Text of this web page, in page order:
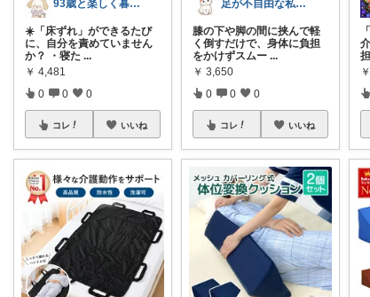
93歳と楽しく暮らすためのお部屋
☀️「床ずれ」ができるたび
に、自分を責めていません
か？ ・寝た ...
￥ 4,481
0 0 0
コレ いいね
足が不自由な私の愛用品・大ちゃん
膝の下や脚の間に挟んで軽
く倒すだけで、身体に負担
をかけずスムー ...
￥ 3,650
0 0 0
コレ いいね
￥